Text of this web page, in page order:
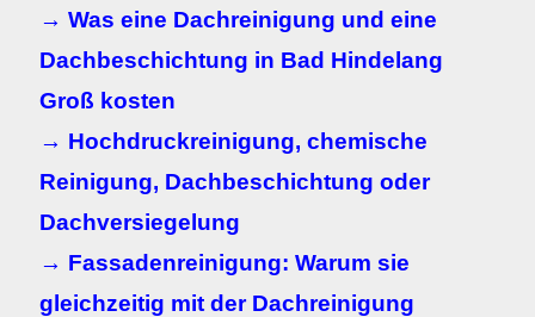
→ Was eine Dachreinigung und eine
Dachbeschichtung in Bad Hindelang
Groß kosten
→ Hochdruckreinigung, chemische
Reinigung, Dachbeschichtung oder
Dachversiegelung
→ Fassadenreinigung: Warum sie
gleichzeitig mit der Dachreinigung